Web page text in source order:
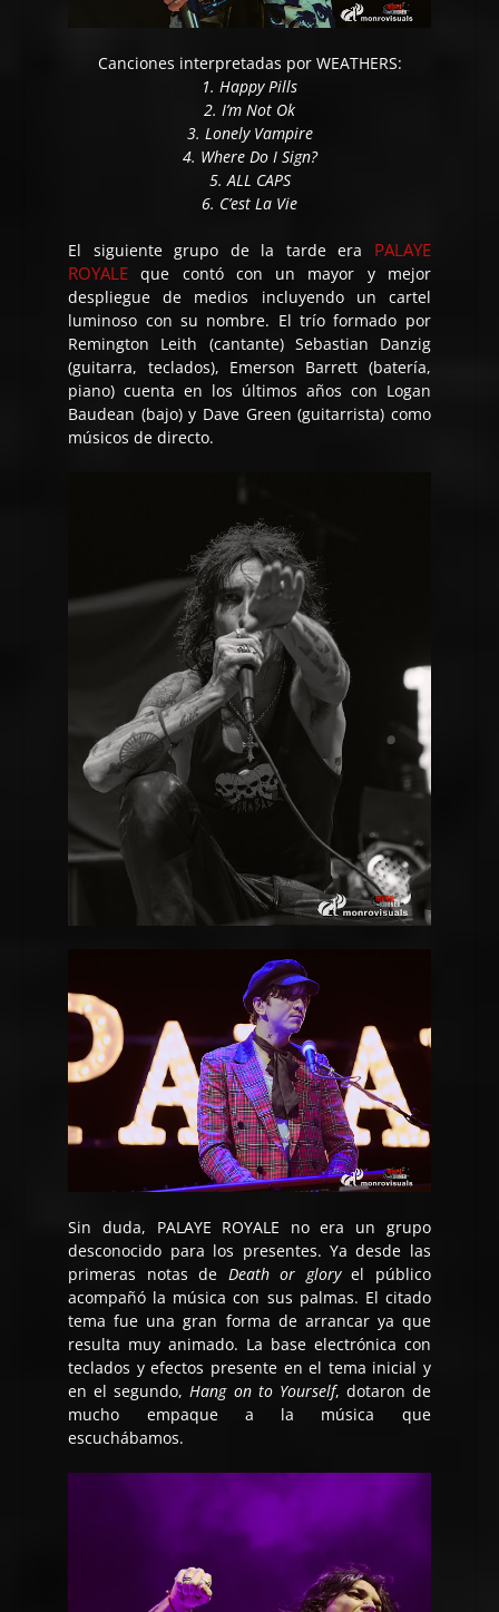
Canciones interpretadas por WEATHERS:
1. Happy Pills
2. I’m Not Ok
3. Lonely Vampire
4. Where Do I Sign?
5. ALL CAPS
6. C’est La Vie
El siguiente grupo de la tarde era PALAYE
ROYALE que contó con un mayor y mejor
despliegue de medios incluyendo un cartel
luminoso con su nombre. El trío formado por
Remington Leith (cantante) Sebastian Danzig
(guitarra, teclados), Emerson Barrett (batería,
piano) cuenta en los últimos años con Logan
Baudean (bajo) y Dave Green (guitarrista) como
músicos de directo.
Sin duda, PALAYE ROYALE no era un grupo
desconocido para los presentes. Ya desde las
primeras notas de Death or gloryel público
acompañó la música con sus palmas. El citado
tema fue una gran forma de arrancar ya que
resulta muy animado. La base electrónica con
teclados y efectos presente en el tema inicial y
en el segundo,Hang on to Yourself, dotaron de
mucho empaque a la música que
escuchábamos.